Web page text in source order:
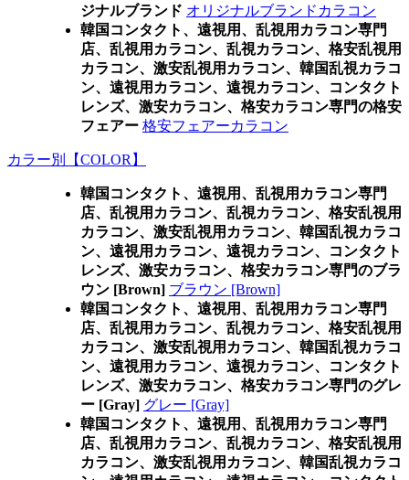
ジナルブランド オリジナルブランドカラコン
韓国コンタクト、遠視用、乱視用カラコン専門
店、乱視用カラコン、乱視カラコン、格安乱視用
カラコン、激安乱視用カラコン、韓国乱視カラコ
ン、遠視用カラコン、遠視カラコン、コンタクト
レンズ、激安カラコン、格安カラコン専門の格安
フェアー 格安フェアーカラコン
カラー別【COLOR】
韓国コンタクト、遠視用、乱視用カラコン専門
店、乱視用カラコン、乱視カラコン、格安乱視用
カラコン、激安乱視用カラコン、韓国乱視カラコ
ン、遠視用カラコン、遠視カラコン、コンタクト
レンズ、激安カラコン、格安カラコン専門のブラ
ウン [Brown] ブラウン [Brown]
韓国コンタクト、遠視用、乱視用カラコン専門
店、乱視用カラコン、乱視カラコン、格安乱視用
カラコン、激安乱視用カラコン、韓国乱視カラコ
ン、遠視用カラコン、遠視カラコン、コンタクト
レンズ、激安カラコン、格安カラコン専門のグレ
ー [Gray] グレー [Gray]
韓国コンタクト、遠視用、乱視用カラコン専門
店、乱視用カラコン、乱視カラコン、格安乱視用
カラコン、激安乱視用カラコン、韓国乱視カラコ